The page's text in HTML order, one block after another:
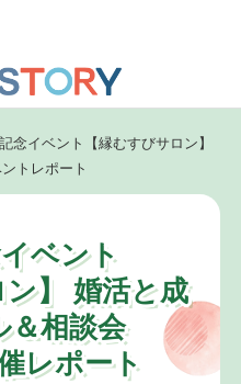
念イベント【縁むすびサロン】
トレポート
ベント
】 婚活と成
＆相談会
レポート